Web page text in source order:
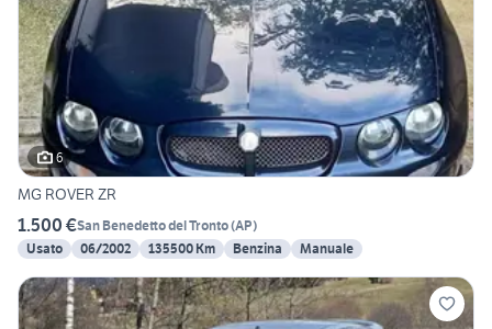
6
MG ROVER ZR
1.500 €San Benedetto del Tronto(AP)
Usato
06/2002 135500 Km Benzina Manuale